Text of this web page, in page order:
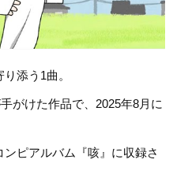
添う1曲。
がけた作品で、2025年8月に
ピアルバム『咳』に収録さ